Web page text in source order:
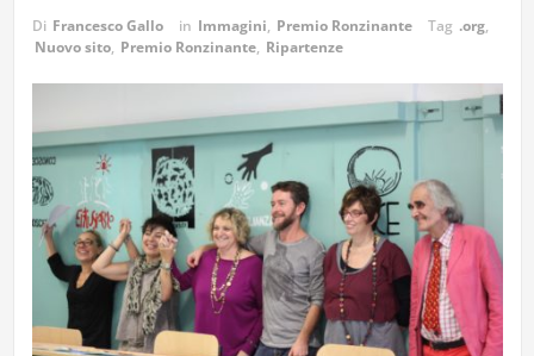
Di Francesco Gallo in Immagini, Premio Ronzinante Tag .org,
Nuovo sito, Premio Ronzinante, Ripartenze